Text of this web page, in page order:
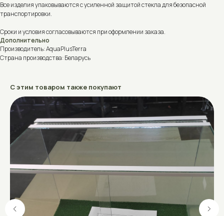
Все изделия упаковываются с усиленной защитой стекла для безопасной
транспортировки.
Сроки и условия согласовываются при оформлении заказа.
Дополнительно
Производитель: AquaPlusTerra
Страна производства: Беларусь
С этим товаром также покупают
Не знаете, что выбрать?